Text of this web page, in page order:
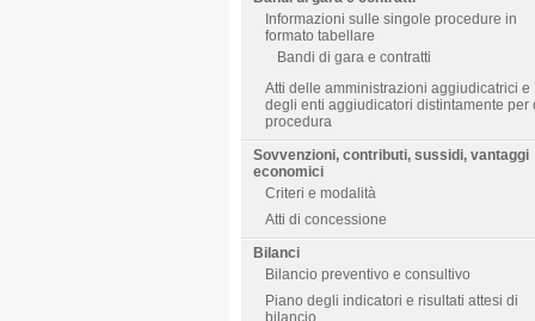
Informazioni sulle singole procedure in
formato tabellare
Bandi di gara e contratti
Atti delle amministrazioni aggiudicatrici e
degli enti aggiudicatori distintamente per
procedura
Sovvenzioni, contributi, sussidi, vantaggi
economici
Criteri e modalità
Atti di concessione
Bilanci
Bilancio preventivo e consultivo
Piano degli indicatori e risultati attesi di
bilancio